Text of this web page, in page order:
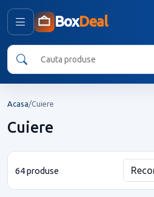
BoxDeal
Acasa/Cuiere
Cuiere
64 produse